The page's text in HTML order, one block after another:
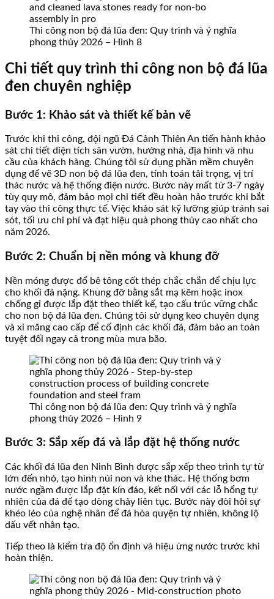
Thi công non bộ đá lũa đen: Quy trình và ý nghĩa
phong thủy 2026 – Hình 8
Chi tiết quy trình thi công non bộ đá lũa
đen chuyên nghiệp
Bước 1: Khảo sát và thiết kế bản vẽ
Trước khi thi công, đội ngũ Đá Cảnh Thiên An tiến hành khảo
sát chi tiết diện tích sân vườn, hướng nhà, địa hình và nhu
cầu của khách hàng. Chúng tôi sử dụng phần mềm chuyên
dụng để vẽ 3D non bộ đá lũa đen, tính toán tải trọng, vị trí
thác nước và hệ thống điện nước. Bước này mất từ 3-7 ngày
tùy quy mô, đảm bảo mọi chi tiết đều hoàn hảo trước khi bắt
tay vào thi công thực tế. Việc khảo sát kỹ lưỡng giúp tránh sai
sót, tối ưu chi phí và đạt hiệu quả phong thủy cao nhất cho
năm 2026.
Bước 2: Chuẩn bị nền móng và khung đỡ
Nền móng được đổ bê tông cốt thép chắc chắn để chịu lực
cho khối đá nặng. Khung đỡ bằng sắt mạ kẽm hoặc inox
chống gỉ được lắp đặt theo thiết kế, tạo cấu trúc vững chắc
cho non bộ đá lũa đen. Chúng tôi sử dụng keo chuyên dụng
và xi măng cao cấp để cố định các khối đá, đảm bảo an toàn
tuyệt đối ngay cả trong mùa mưa bão.
Thi công non bộ đá lũa đen: Quy trình và ý nghĩa
phong thủy 2026 – Hình 9
Bước 3: Sắp xếp đá và lắp đặt hệ thống nước
Các khối đá lũa đen Ninh Bình được sắp xếp theo trình tự từ
lớn đến nhỏ, tạo hình núi non và khe thác. Hệ thống bơm
nước ngầm được lắp đặt kín đáo, kết nối với các lỗ hổng tự
nhiên của đá để tạo dòng chảy liên tục. Bước này đòi hỏi sự
khéo léo của nghệ nhân để đá hòa quyện tự nhiên, không lộ
dấu vết nhân tạo.
Tiếp theo là kiểm tra độ ổn định và hiệu ứng nước trước khi
hoàn thiện.